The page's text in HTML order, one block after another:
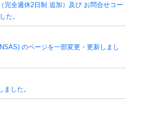
完全週休2日制 追加）及び お問合せコー
た。
のページを一部変更・更新しまし
した。